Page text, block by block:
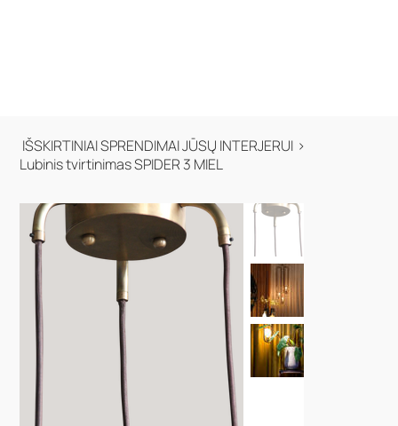
IŠSKIRTINIAI SPRENDIMAI JŪSŲ INTERJERUI >
Lubinis tvirtinimas SPIDER 3 MIEL